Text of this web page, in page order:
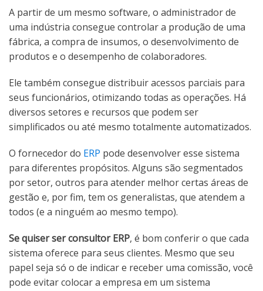
A partir de um mesmo software, o administrador de
uma indústria consegue controlar a produção de uma
fábrica, a compra de insumos, o desenvolvimento de
produtos e o desempenho de colaboradores.
Ele também consegue distribuir acessos parciais para
seus funcionários, otimizando todas as operações. Há
diversos setores e recursos que podem ser
simplificados ou até mesmo totalmente automatizados.
O fornecedor do ERP pode desenvolver esse sistema
para diferentes propósitos. Alguns são segmentados
por setor, outros para atender melhor certas áreas de
gestão e, por fim, tem os generalistas, que atendem a
todos (e a ninguém ao mesmo tempo).
Se quiser ser consultor ERP, é bom conferir o que cada
sistema oferece para seus clientes. Mesmo que seu
papel seja só o de indicar e receber uma comissão, você
pode evitar colocar a empresa em um sistema